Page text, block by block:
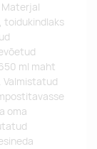
toidukindlaks
ml maht
Valmistatud
oma